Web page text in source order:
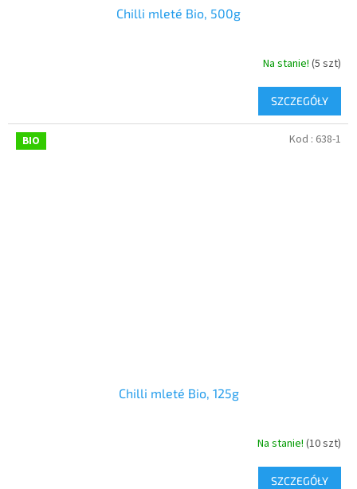
Chilli mleté Bio, 500g
Na stanie! (5 szt)
SZCZEGÓŁY
BIO
Chilli mleté Bio, 125g
Na stanie! (10 szt)
SZCZEGÓŁY
Kod : 638-1